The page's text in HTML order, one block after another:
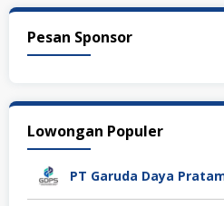
Pesan Sponsor
Lowongan Populer
PT Garuda Daya